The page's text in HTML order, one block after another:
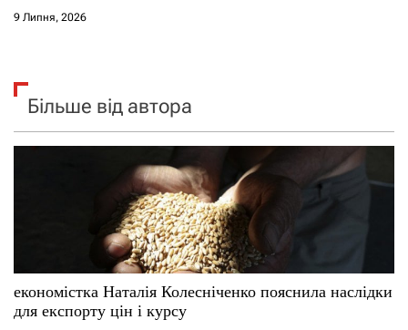
9 Липня, 2026
Більше від автора
економістка Наталія Колесніченко пояснила наслідки
для експорту цін і курсу